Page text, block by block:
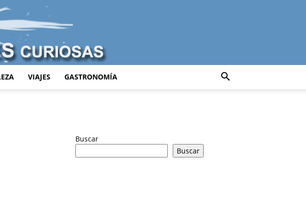
VIAJES GASTRONOMÍA
Buscar
Buscar